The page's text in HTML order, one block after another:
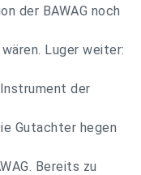
der BAWAG noch
Luger weiter:
der
Gutachter hegen
Bereits zu